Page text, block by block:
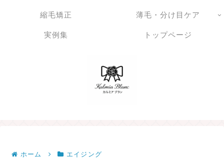
縮毛矯正 薄毛・分け目ケア
実例集 トップページ
ホーム エイジング